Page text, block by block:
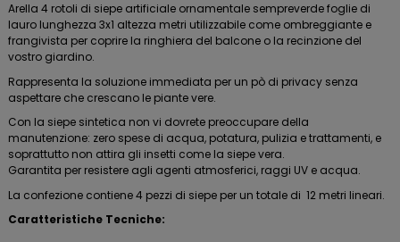
Arella 4 rotoli di siepe artificiale ornamentale sempreverde foglie di
lauro lunghezza 3x1 altezza metri utilizzabile come ombreggiante e
frangivista per coprire la ringhiera del balcone o la recinzione del
vostro giardino.
Rappresenta la soluzione immediata per un pò di privacy senza
aspettare che crescano le piante vere.
Con la siepe sintetica non vi dovrete preoccupare della
manutenzione: zero spese di acqua, potatura, pulizia e trattamenti, e
soprattutto non attira gli insetti come la siepe vera.
Garantita per resistere agli agenti atmosferici, raggi UV e acqua.
La confezione contiene 4 pezzi di siepe per un totale di 12 metri lineari.
Caratteristiche Tecniche: